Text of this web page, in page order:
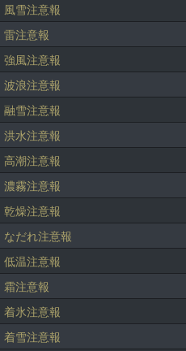
風雪注意報
雷注意報
強風注意報
波浪注意報
融雪注意報
洪水注意報
高潮注意報
濃霧注意報
乾燥注意報
なだれ注意報
低温注意報
霜注意報
着氷注意報
着雪注意報